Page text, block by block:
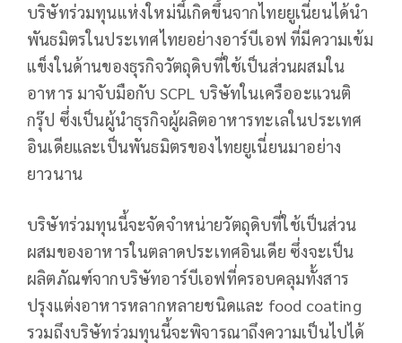
บริษัทร่วมทุนแห่งใหม่นี้เกิดขึ้นจากไทยยูเนี่ยนได้นำ
พันธมิตรในประเทศไทยอย่างอาร์บีเอฟ ที่มีความเข้ม
แข็งในด้านของธุรกิจวัตถุดิบที่ใช้เป็นส่วนผสมใน
อาหาร มาจับมือกับ SCPL บริษัทในเครืออะแวนติ
กรุ๊ป ซึ่งเป็นผู้นำธุรกิจผู้ผลิตอาหารทะเลในประเทศ
อินเดียและเป็นพันธมิตรของไทยยูเนี่ยนมาอย่าง
ยาวนาน
บริษัทร่วมทุนนี้จะจัดจำหน่ายวัตถุดิบที่ใช้เป็นส่วน
ผสมของอาหารในตลาดประเทศอินเดีย ซึ่งจะเป็น
ผลิตภัณฑ์จากบริษัทอาร์บีเอฟที่ครอบคลุมทั้งสาร
ปรุงแต่งอาหารหลากหลายชนิดและ food coating
รวมถึงบริษัทร่วมทุนนี้จะพิจารณาถึงความเป็นไปได้